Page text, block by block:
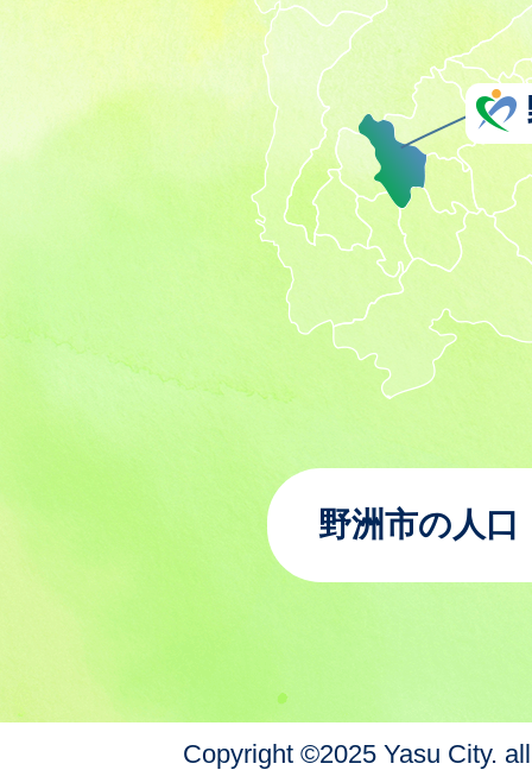
野洲市の人口
Copyright ©2025 Yasu City.